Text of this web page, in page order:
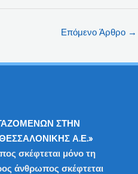
Επόμενο Άρθρο →
ΣΤΗΝ
Α.Ε.»
σκέφτεται μόνο τη
άνθρωπος σκέφτεται